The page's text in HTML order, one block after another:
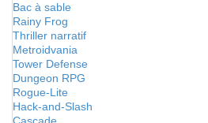
Bac à sable
Rainy Frog
Thriller narratif
Metroidvania
Tower Defense
Dungeon RPG
Rogue-Lite
Hack-and-Slash